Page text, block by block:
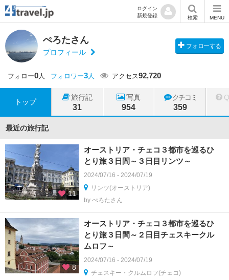
ログイン
新規登録
検索 MENU
ぺろたさん
プロフィール
フォローする
フォロー0人 フォロワー3人 アクセス92,720
トップ
旅行記
31
写真
954
クチコミ
359
最近の旅行記
11
オーストリア・チェコ３都市を巡るひ
とり旅３日間～３日目リンツ～
2024/07/16 - 2024/07/19
リンツ(オーストリア)
by ぺろたさん
8
オーストリア・チェコ３都市を巡るひ
とり旅３日間～２日目チェスキークル
ムロフ～
2024/07/16 - 2024/07/19
チェスキー・クルムロフ(チェコ)